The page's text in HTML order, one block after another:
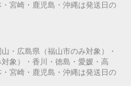
宮崎・鹿児島・沖縄は発送日の
・広島県（福山市のみ対象）・
象）・香川・徳島・愛媛・高
宮崎・鹿児島・沖縄は発送日の